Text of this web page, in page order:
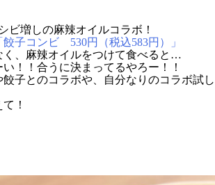
ビ増しの麻辣オイルコラボ！
餃子コンビ 530円（税込583円）」
く、麻辣オイルをつけて食べると…
！！合うに決まってるやろー！！
子とのコラボや、自分なりのコラボ試し
！